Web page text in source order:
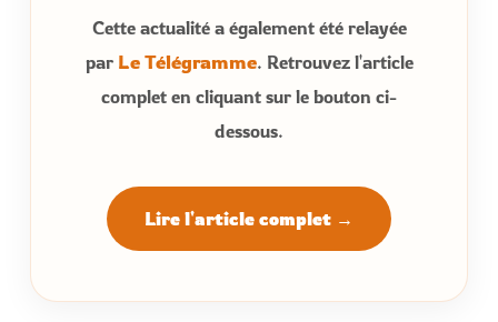
Cette actualité a également été relayée
par Le Télégramme. Retrouvez l'article
complet en cliquant sur le bouton ci-
dessous.
Lire l'article complet →